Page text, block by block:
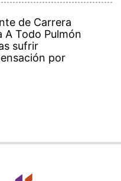
de Carrera
A Todo Pulmón
sufrir
por